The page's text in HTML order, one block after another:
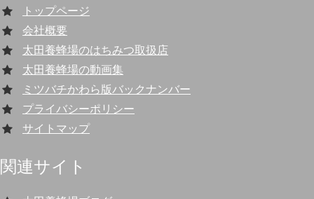
トップページ
会社概要
太田養蜂場のはちみつ取扱店
太田養蜂場の動画集
ミツバチかわら版バックナンバー
プライバシーポリシー
サイトマップ
関連サイト